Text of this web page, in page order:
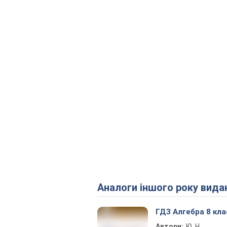
Аналоги іншого року
ГДЗ Алгебра 8